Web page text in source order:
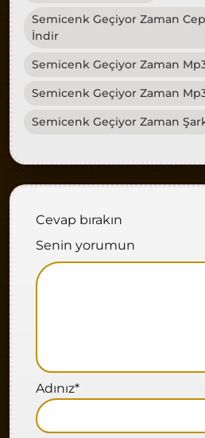
Semicenk Geçiyor Zaman
İndir
Semicenk Geçiyor Zaman
Semicenk Geçiyor Zaman
Semicenk Geçiyor Zaman
Cevap bırakın
Senin yorumun
Adınız*